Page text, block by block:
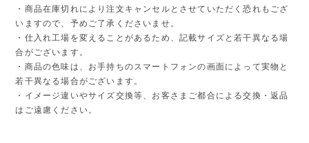
・商品在庫切れにより注文キャンセルとさせていただく恐れもござ
いますので、予めご了承くださいませ。
・仕入れ工場を変えることがあるため、記載サイズと若干異なる場
合がございます。
・商品の色味は、お手持ちのスマートフォンの画面によって実物と
若干異なる場合がございます。
・イメージ違いやサイズ交換等、お客さまご都合による交換・返品
はご遠慮ください。